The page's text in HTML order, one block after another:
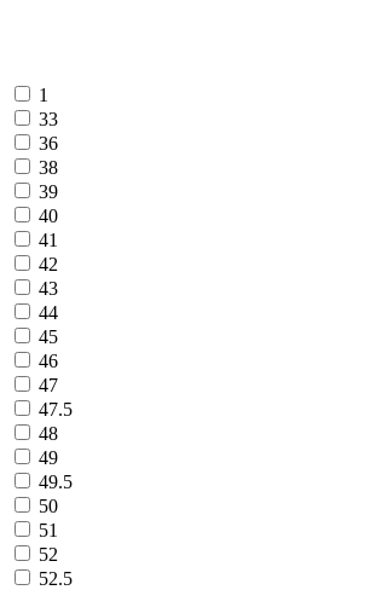
1
33
36
38
39
40
41
42
43
44
45
46
47
47.5
48
49
49.5
50
51
52
52.5